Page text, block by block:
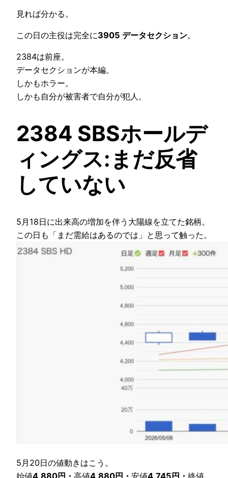
見れば分かる。
この日の主役は完全に3905 データセクション。
2384は前座。
データセクションが本編。
しかもホラー。
しかも自分が被害者で自分が犯人。
2384 SBSホールデ
ィングス:まだ反省
していない
5月18日に出来高の増加を伴う大陽線を立てた銘柄。
この日も「まだ需給はあるのでは」と思って触った。
5月20日の値動きはこう。